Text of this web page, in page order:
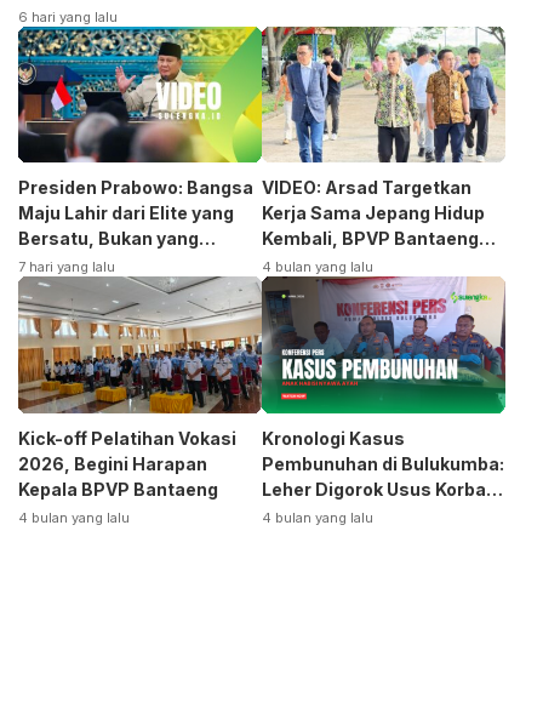
6 hari yang lalu
Presiden Prabowo: Bangsa
Maju Lahir dari Elite yang
Bersatu, Bukan yang
Terpecah
7 hari yang lalu
VIDEO: Arsad Targetkan
Kerja Sama Jepang Hidup
Kembali, BPVP Bantaeng
Siap Bangkitkan Jurusan
Otomotif
4 bulan yang lalu
Kick-off Pelatihan Vokasi
2026, Begini Harapan
Kepala BPVP Bantaeng
4 bulan yang lalu
Kronologi Kasus
Pembunuhan di Bulukumba:
Leher Digorok Usus Korban
Dikeluarkan
4 bulan yang lalu